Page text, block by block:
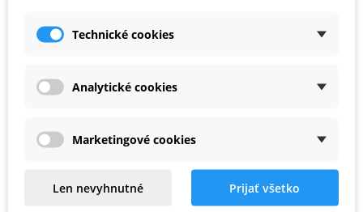
PARAMETRE PRODUKTU
D (mm) 19.4
11
41
Technické cookies
Analytické cookies
Marketingové cookies
Len nevyhnutné Prijať všetko